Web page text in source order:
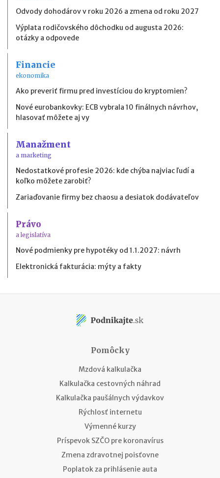
Odvody dohodárov v roku 2026 a zmena od roku 2027
Výplata rodičovského dôchodku od augusta 2026:
otázky a odpovede
Financie
ekonomika
Ako preveriť firmu pred investíciou do kryptomien?
Nové eurobankovky: ECB vybrala 10 finálnych návrhov,
hlasovať môžete aj vy
Manažment
a marketing
Nedostatkové profesie 2026: kde chýba najviac ľudí a
koľko môžete zarobiť?
Zariaďovanie firmy bez chaosu a desiatok dodávateľov
Právo
a legislatíva
Nové podmienky pre hypotéky od 1.1.2027: návrh
Elektronická fakturácia: mýty a fakty
Pomôcky
Mzdová kalkulačka
Kalkulačka cestovných náhrad
Kalkulačka paušálnych výdavkov
Rýchlosť internetu
Výmenné kurzy
Príspevok SZČO pre koronavírus
Zmena zdravotnej poisťovne
Poplatok za prihlásenie auta